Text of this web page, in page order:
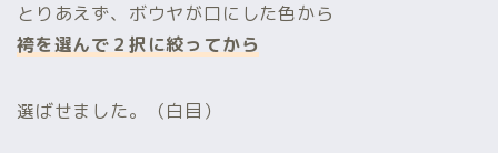
とりあえず、ボウヤが口にした色から
袴を選んで２択に絞ってから
選ばせました。（白目）